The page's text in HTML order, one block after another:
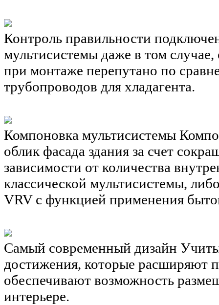
Контроль правильности
мультисистемы даже в том
при монтаже перепутано по
трубопроводов для хладагента.
Компоновка мультисистемы
облик фасада здания за счет
зависимости от количества
классической мультисистемы,
VRV с функцией применения
Самый современный дизайн
достижения, которые расширяют
обеспечивают возможность
интерьере.